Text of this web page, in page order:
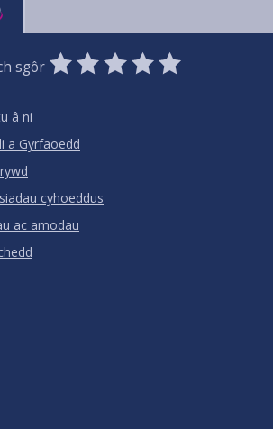
sgôr 1
Star
2
Stars
3
Stars
4
Stars
5
Stars
â ni
a Gyrfaoedd
cyhoeddus
ac amodau